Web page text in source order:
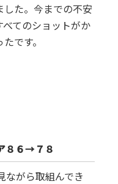
した。今までの不安
てのショットがか
です。
８６→７８
ながら取組んでき